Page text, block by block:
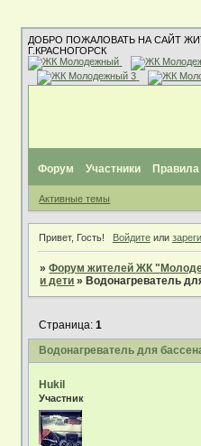
ДОБРО ПОЖАЛОВАТЬ НА САЙТ
Г.КРАСНОГОРСК
Форум Участники Правила
Активные темы
Привет, Гость! Войдитеили
»Форум жителей ЖК
и дети » Водонагреватель
Водонагреватель для
Страница:1
Hukil
Участник